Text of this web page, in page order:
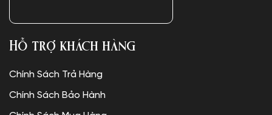
Hỗ trợ khách hàng
Chính Sách Trả Hàng
Chính Sách Bảo Hành